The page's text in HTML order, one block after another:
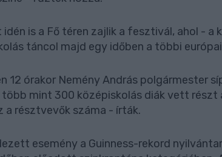
is a Fő téren zajlik a fesztivál, ahol - a
táncol majd egy időben a többi
12 órakor Nemény András polgármester
mint 300 középiskolás diák vett részt
a résztvevők száma - írták.
esemény a Guinness-rekord